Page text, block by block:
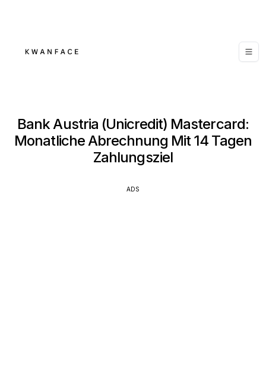
Bank Austria (Unicredit) Mastercard:
Monatliche Abrechnung Mit 14 Tagen
Zahlungsziel
ADS